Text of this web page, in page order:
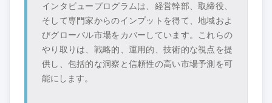
インタビュープログラムは、経営幹部、取締役、
そして専門家からのインプットを得て、地域およ
びグローバル市場をカバーしています。これらの
やり取りは、戦略的、運用的、技術的な視点を提
供し、包括的な洞察と信頼性の高い市場予測を可
能にします。